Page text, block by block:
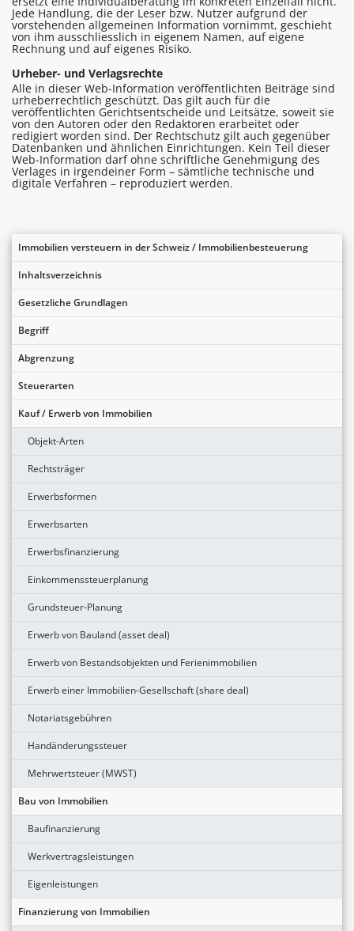
Immobilien versteuern in der Schweiz / Immobilienbesteuerung
Inhaltsverzeichnis
Gesetzliche Grundlagen
Begriff
Abgrenzung
Steuerarten
Kauf / Erwerb von Immobilien
Objekt-Arten
Rechtsträger
Erwerbsformen
Erwerbsarten
Erwerbsfinanzierung
Einkommenssteuerplanung
Grundsteuer-Planung
Erwerb von Bauland (asset deal)
Erwerb von Bestandsobjekten und Ferienimmobilien
Erwerb einer Immobilien-Gesellschaft (share deal)
Notariatsgebühren
Handänderungssteuer
Mehrwertsteuer (MWST)
Bau von Immobilien
Baufinanzierung
Werkvertragsleistungen
Eigenleistungen
Finanzierung von Immobilien
Jede Handlung, die der Leser bzw. Nutzer aufgrund der
vorstehenden allgemeinen Information vornimmt, geschieht
von ihm ausschliesslich in eigenem Namen, auf eigene
Rechnung und auf eigenes Risiko.
Urheber- und Verlagsrechte
Alle in dieser Web-Information veröffentlichten Beiträge sind
urheberrechtlich geschützt. Das gilt auch für die
veröffentlichten Gerichtsentscheide und Leitsätze, soweit sie
von den Autoren oder den Redaktoren erarbeitet oder
redigiert worden sind. Der Rechtschutz gilt auch gegenüber
Datenbanken und ähnlichen Einrichtungen. Kein Teil dieser
Web-Information darf ohne schriftliche Genehmigung des
Verlages in irgendeiner Form – sämtliche technische und
digitale Verfahren – reproduziert werden.